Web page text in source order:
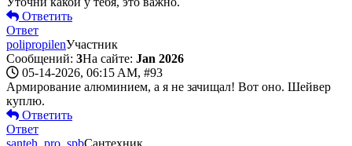
Ответить
Ответ
polipropilenУчастник
Сообщений: 3На сайте: Jan 2026
05-14-2026, 06:15 AM, #93
Армирование алюминием, а я не зачищал! Вот оно. Шейвер
куплю.
Ответить
Ответ
santeh_pro_spbСантехник